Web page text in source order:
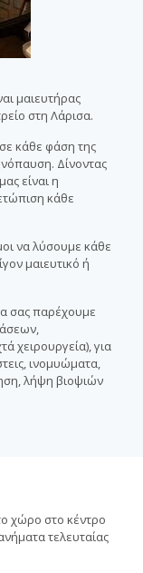
μαιευτήρας
στη Λάρισα.
κάθε φάση της
Δίνοντας
είναι η
κάθε
να λύσουμε κάθε
μαιευτικό ή
σας παρέχουμε
χειρουργεία), για
ινομυώματα,
λήψη βιοψιών
χώρο στο κέντρο
τελευταίας